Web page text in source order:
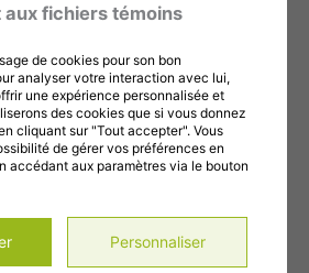
compte Instagram!
chaîne YouTube!
et politique de confidentialité
CDC de la MRC de Maskinongé
aux fichiers témoins
de cookies pour son bon
analyser votre interaction avec lui,
une expérience personnalisée et
des cookies que si vous donnez
cliquant sur "Tout accepter". Vous
de gérer vos préférences en
accédant aux paramètres via le bouton
Personnaliser